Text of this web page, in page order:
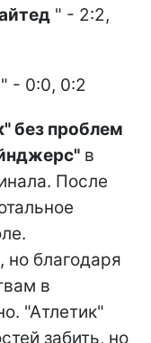
" - 2:2,
" - 0:0, 0:2
без проблем
в
После
благодаря
в
"Атлетик"
забить, но